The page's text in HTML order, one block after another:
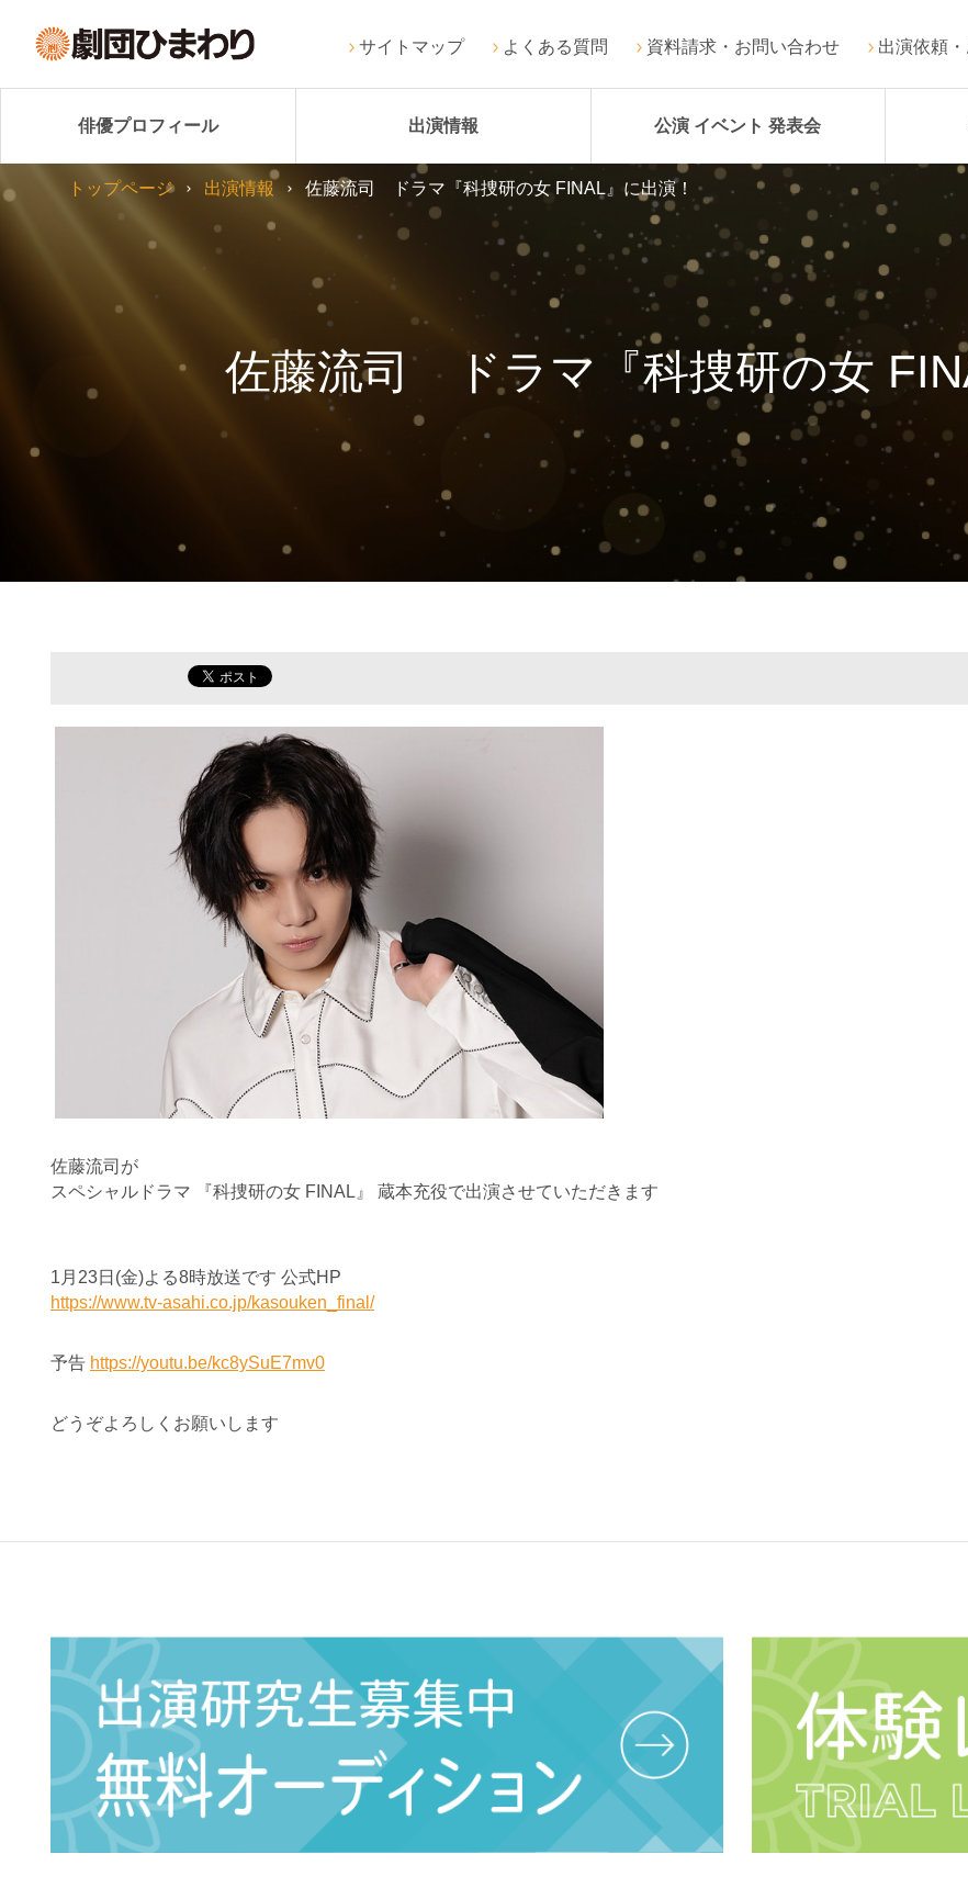
サイトマップ よくある質問 資料請求・お問い合わせ 出演依頼
俳優プロフィール 出演情報 公演 イベント 発表会
佐藤流司 ドラマ『科捜研の女
トップページ 出演情報 佐藤流司 ドラマ『科捜研の女 FINAL』に出演！
佐藤流司が
スペシャルドラマ 『科捜研の女 FINAL』 蔵本充役で出演させていただきます
1月23日(金)よる8時放送です 公式HP
https://www.tv-asahi.co.jp/kasouken_final/
予告 https://youtu.be/kc8ySuE7mv0
どうぞよろしくお願いします